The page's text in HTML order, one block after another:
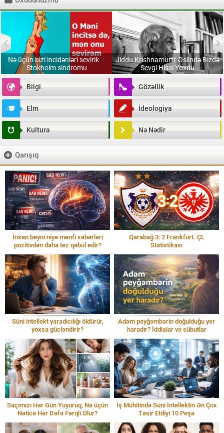
Nə üçün bizi incidənləri sevirik –
Stokholm sindromu
Jiddu Krishnamurti: Əslində Bizdə
Sevgi Hissi Yoxdu
Bilgi Gözəllik
Elm İdeologiya
Kultura Nə Nədir
Qarışıq
İnsan beyni niyə mənfi xəbərləri
pozitivdən daha tez qəbul edir?
Qarabağ 3: 2 Frankfurt. ÇL
Statistikası
Süni intellekt yaradıcılığı öldürür,
yoxsa gücləndirir?
Adəm peyğəmbərin doğulduğu yer
haradır? İddialar və sübutlar
Saçımızı Hər Gün Yuyuruq, Nə üçün
Nəticə Hər Dəfə Fərqli Olur?
İş Mühitində Süni İntellektin Ən Çox
Təsir Etdiyi 10 Peşə